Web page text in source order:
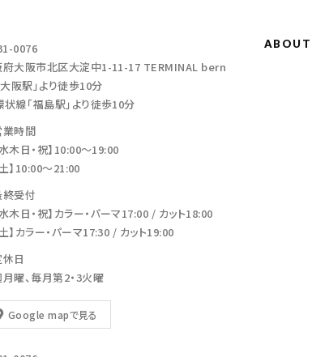
0076
府大阪市北区大淀中1-11-17 TERMINAL bern
大阪駅」より徒歩10分
状線「福島駅」より徒歩10分
時間
木日・祝】10:00～19:00
】10:00〜21:00
受付
木日・祝】カラー・パーマ17:00 / カット18:00
】カラー・パーマ17:30 / カット19:00
日
曜、毎月第2・3火曜
Google mapで見る
ABOUT